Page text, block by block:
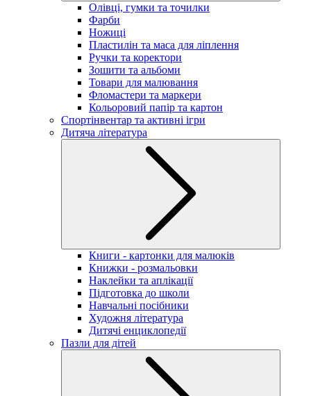
Олівці, гумки та точилки
Фарби
Ножиці
Пластилін та маса для ліплення
Ручки та коректори
Зошити та альбоми
Товари для малювання
Фломастери та маркери
Кольоровий папір та картон
Спортінвентар та активні ігри
Дитяча література
Книги - картонки для малюків
Книжки - розмальовки
Наклейки та аплікації
Підготовка до школи
Навчальні посібники
Художня література
Дитячі енциклопедії
Пазли для дітей